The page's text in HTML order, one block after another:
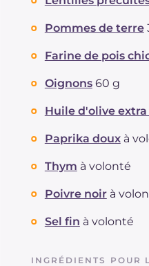
Pommes de terre
Farine de pois
Oignons 60 g
Huile d'olive
Paprika doux à
Thym à volonté
Poivre noir à
Sel fin à volonté
INGRÉDIENTS POUR